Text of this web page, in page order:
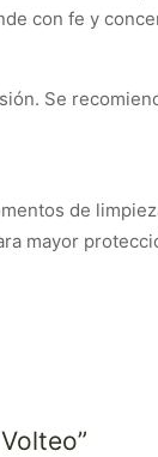
con fe y
Se
de
mayor